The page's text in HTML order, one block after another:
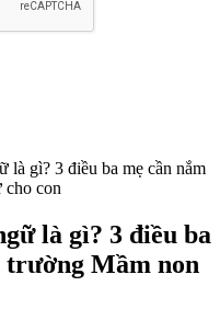
là gì? 3 điều ba mẹ cần nắm
cho con
là gì? 3 điều ba
trường Mầm non